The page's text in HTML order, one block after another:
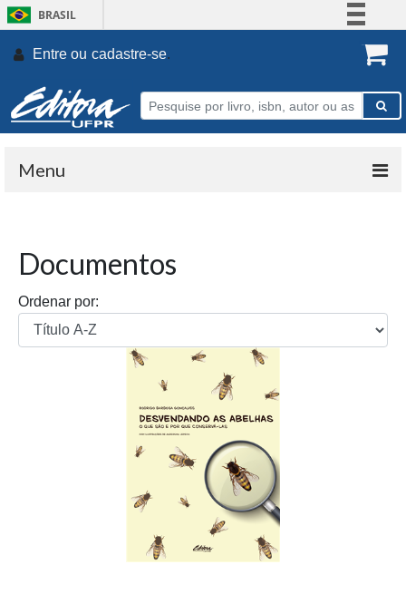
BRASIL
Participe
Entre ou cadastre-se.
Menu
Documentos
Ordenar por: